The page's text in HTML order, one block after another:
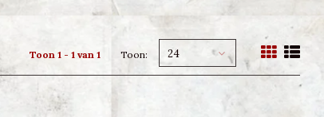
Toon 1 - 1 van 1 Toon: 24